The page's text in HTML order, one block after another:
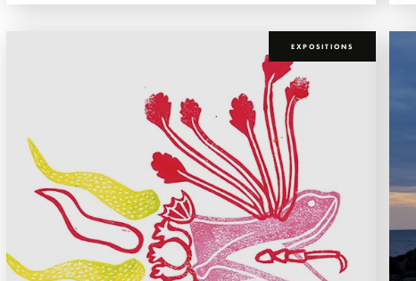
EXPOSITIONS